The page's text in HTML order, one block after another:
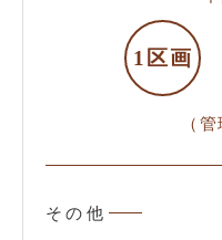
1区画
（
その他